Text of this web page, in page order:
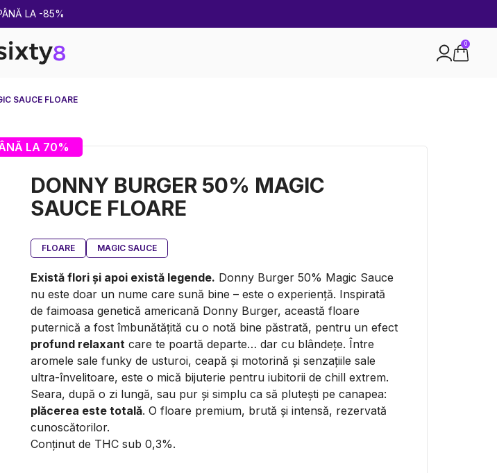
DE REDUCERI DE VARĂ!
0
SAUCE FLOARE
LA 70%
DONNY BURGER 50% MAGIC
SAUCE FLOARE
FLOARE MAGIC SAUCE
Există flori și apoi există legende. Donny Burger 50% Magic Sauce
nu este doar un nume care sună bine – este o experiență. Inspirată
de faimoasa genetică americană Donny Burger, această floare
puternică a fost îmbunătățită cu o notă bine păstrată, pentru un efect
profund relaxant care te poartă departe… dar cu blândețe. Între
aromele sale funky de usturoi, ceapă și motorină și senzațiile sale
ultra-învelitoare, este o mică bijuterie pentru iubitorii de chill extrem.
Seara, după o zi lungă, sau pur și simplu ca să plutești pe canapea:
plăcerea este totală. O floare premium, brută și intensă, rezervată
cunoscătorilor.
Conținut de THC sub 0,3%.